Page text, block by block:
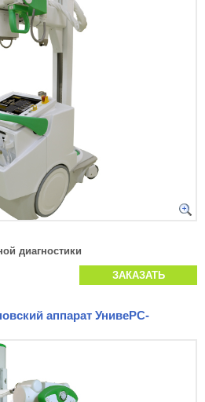
диагностики
ЗАКАЗАТЬ
аппарат УнивеРС-